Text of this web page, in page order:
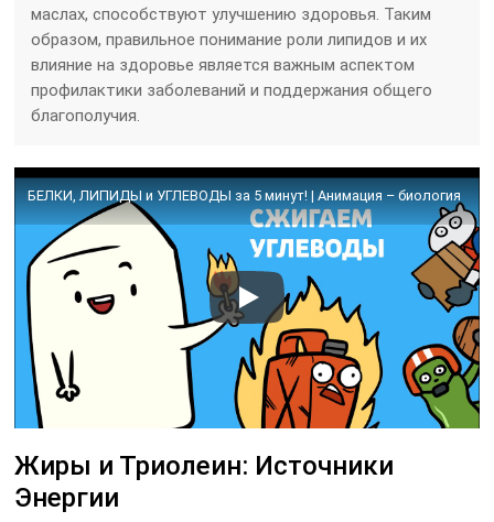
маслах, способствуют улучшению здоровья. Таким
образом, правильное понимание роли липидов и их
влияние на здоровье является важным аспектом
профилактики заболеваний и поддержания общего
благополучия.
БЕЛКИ, ЛИПИДЫ и УГЛЕВОДЫ за 5 минут! | Анимация – биология
Жиры и Триолеин: Источники
Энергии